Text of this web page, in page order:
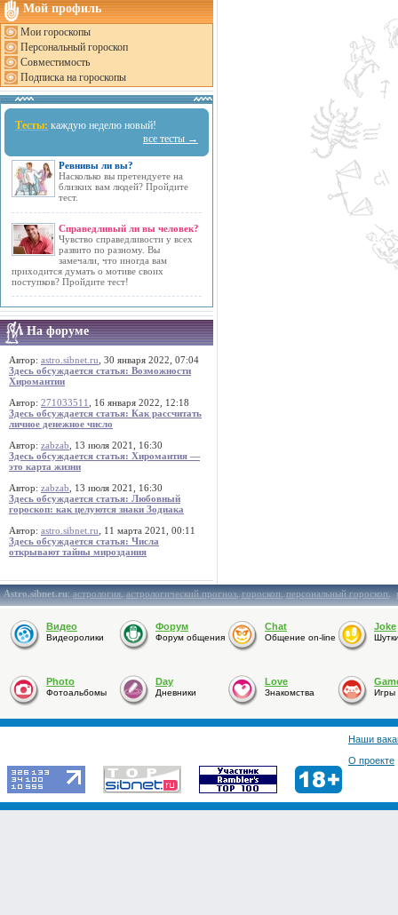
Мой профиль
Мои гороскопы
Персональный гороскоп
Совместимость
Подписка на гороскопы
Тесты: каждую неделю новый!
все тесты →
Ревнивы ли вы?
Насколько вы претендуете на
близких вам людей? Пройдите
тест.
Справедливый ли вы человек?
Чувство справедливости у всех
развито по разному. Вы
замечали, что иногда вам
приходится думать о мотиве своих
поступков? Пройдите тест!
На форуме
Автор: astro.sibnet.ru , 30 января 2022, 07:04
Здесь обсуждается статья: Возможности
Хиромантии
Автор: 271033511
, 16 января 2022, 12:18
Здесь обсуждается статья: Как рассчитать
личное денежное число
Автор: zabzab , 13 июля 2021, 16:30
Здесь обсуждается статья: Хиромантия —
это карта жизни
Автор: zabzab , 13 июля 2021, 16:30
Здесь обсуждается статья: Любовный
гороскоп: как целуются знаки Зодиака
Автор: astro.sibnet.ru , 11 марта 2021, 00:11
Здесь обсуждается статья: Числа
открывают тайны мироздания
Astro.sibnet.ru:астрология,астрологический прогноз,гороскоп,персональный гороскоп,
Видео
Видеоролики
Форум
Форум общения
Chat
Общение on-line
Joke
Photo
Фотоальбомы
Day
Дневники
Love
Знакомства Игры
Наши
О проекте